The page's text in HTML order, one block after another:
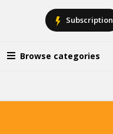
Browse categories
Subscription